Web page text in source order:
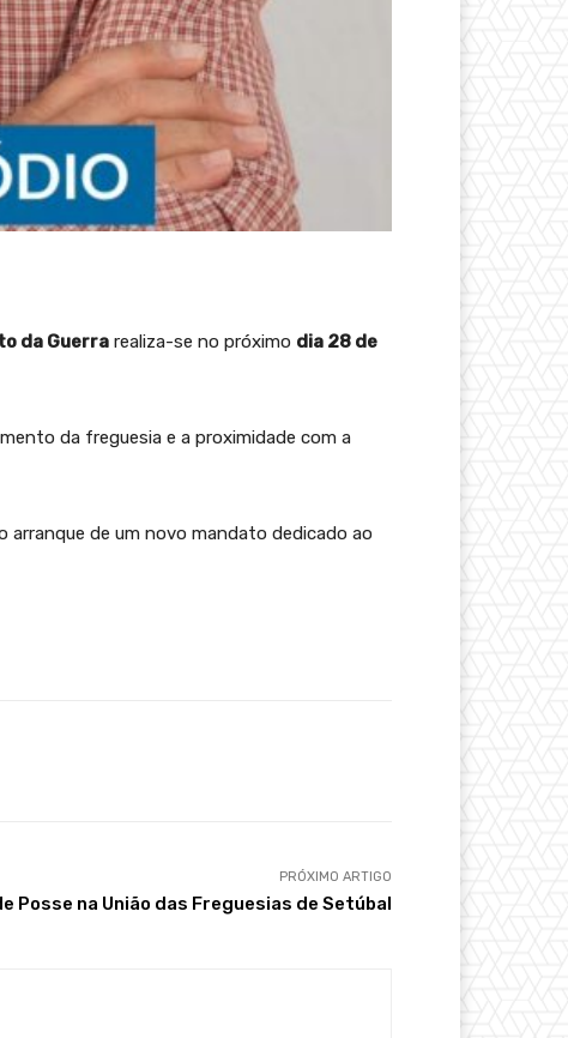
da Guerra realiza-se no próximo dia 28 de
da freguesia e a proximidade com a
de um novo mandato dedicado ao
PRÓXIMO ARTIGO
Posse na União das Freguesias de Setúbal